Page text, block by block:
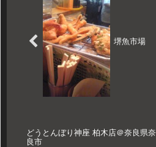
堺魚市場
どうとんぼり神座 柏木店＠奈良県奈
良市